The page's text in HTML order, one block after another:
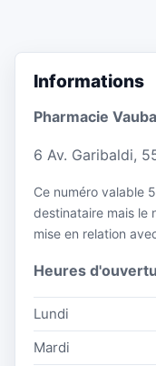
Informations
Pharmacie
6 Av. Garibaldi,
Ce numéro valable
destinataire mais le
mise en relation
Heures
Lundi
Mardi